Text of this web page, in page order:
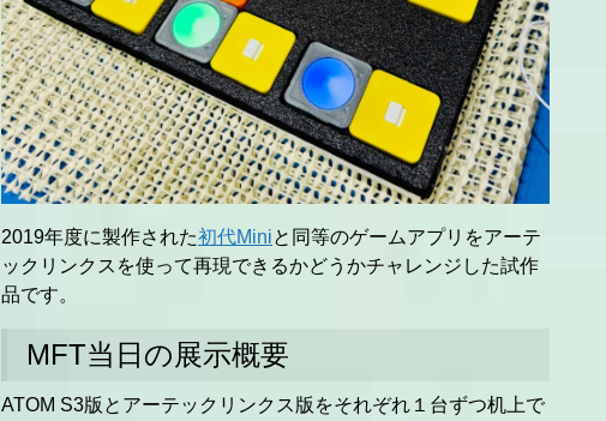
2019年度に製作された初代Miniと同等のゲームアプリをアーテ
ックリンクスを使って再現できるかどうかチャレンジした試作
品です。
MFT当日の展示概要
ATOM S3版とアーテックリンクス版をそれぞれ１台ずつ机上で